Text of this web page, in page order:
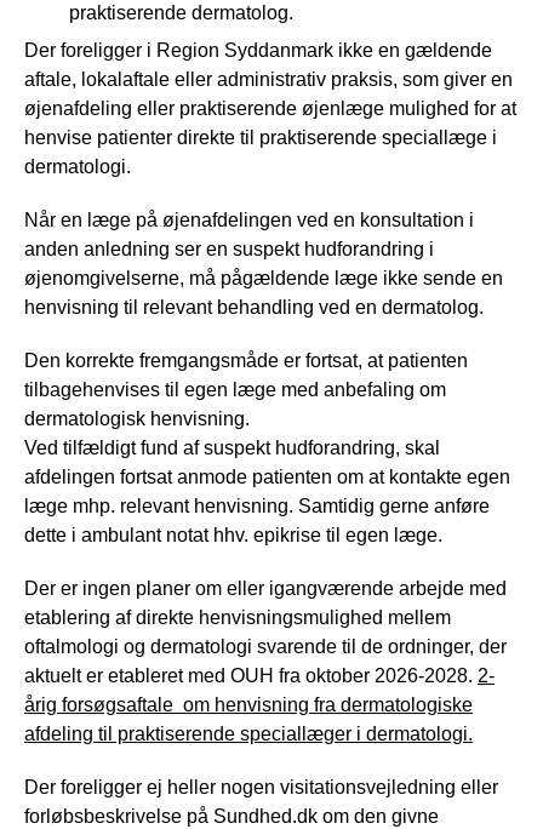
praktiserende dermatolog.
Der foreligger i Region Syddanmark ikke en gældende
aftale, lokalaftale eller administrativ praksis, som giver en
øjenafdeling eller praktiserende øjenlæge mulighed for at
henvise patienter direkte til praktiserende speciallæge i
dermatologi.
Når en læge på øjenafdelingen ved en konsultation i
anden anledning ser en suspekt hudforandring i
øjenomgivelserne, må pågældende læge ikke sende en
henvisning til relevant behandling ved en dermatolog.
Den korrekte fremgangsmåde er fortsat, at patienten
tilbagehenvises til egen læge med anbefaling om
dermatologisk henvisning.
Ved tilfældigt fund af suspekt hudforandring, skal
afdelingen fortsat anmode patienten om at kontakte egen
læge mhp. relevant henvisning. Samtidig gerne anføre
dette i ambulant notat hhv. epikrise til egen læge.
Der er ingen planer om eller igangværende arbejde med
etablering af direkte henvisningsmulighed mellem
oftalmologi og dermatologi svarende til de ordninger, der
aktuelt er etableret med OUH fra oktober 2026-2028. 2-
årig forsøgsaftale om henvisning fra dermatologiske
afdeling til praktiserende speciallæger i dermatologi.
Der foreligger ej heller nogen visitationsvejledning eller
forløbsbeskrivelse på Sundhed.dk om den givne